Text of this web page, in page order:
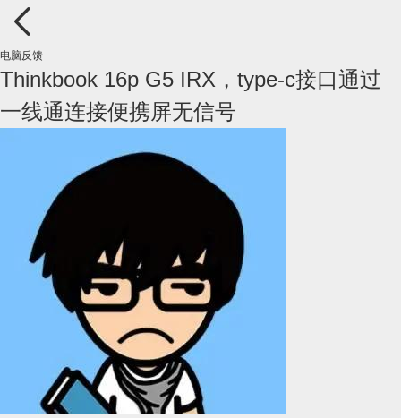
电脑反馈
Thinkbook 16p G5 IRX，type-c接口通过
一线通连接便携屏无信号